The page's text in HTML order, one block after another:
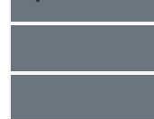
نتایج این تحقیق
کنترل فرسایش در
مورد استفاده قرار